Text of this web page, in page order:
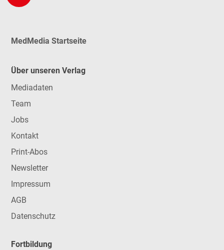
MedMedia Startseite
Über unseren Verlag
Mediadaten
Team
Jobs
Kontakt
Print-Abos
Newsletter
Impressum
AGB
Datenschutz
Fortbildung